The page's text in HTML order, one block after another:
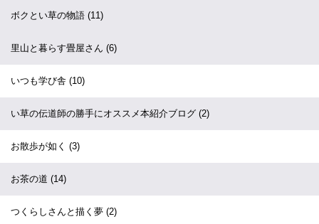
ボクとい草の物語 (11)
里山と暮らす畳屋さん (6)
いつも学び舎 (10)
い草の伝道師の勝手にオススメ本紹介ブログ (2)
お散歩が如く (3)
お茶の道 (14)
つくらしさんと描く夢 (2)